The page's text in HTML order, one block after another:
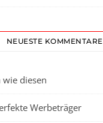
NEUESTE KOMMENTARE
wie diesen
Werbeträger